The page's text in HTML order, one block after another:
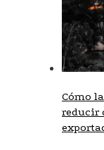
Cómo
reducir